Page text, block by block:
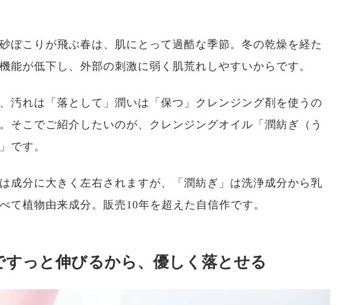
ぼこりが飛ぶ春は、肌にとって過酷な季節。冬の乾燥を経た
能が低下し、外部の刺激に弱く肌荒れしやすいからです。
汚れは「落として」潤いは「保つ」クレンジング剤を使うの
そこでご紹介したいのが、クレンジングオイル「潤紡ぎ（う
です。
成分に大きく左右されますが、「潤紡ぎ」は洗浄成分から乳
て植物由来成分。販売10年を超えた自信作です。
すっと伸びるから、優しく落とせる